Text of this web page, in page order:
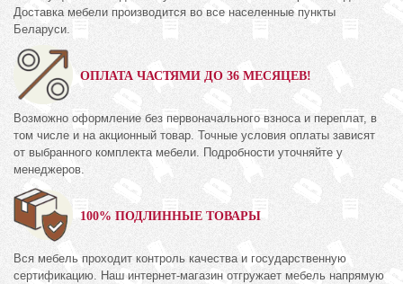
Доставка мебели производится во все населенные пункты
Беларуси.
ОПЛАТА ЧАСТЯМИ ДО 36 МЕСЯЦЕВ!
Возможно оформление без первоначального взноса и переплат, в
том числе и на акционный товар. Точные условия оплаты зависят
от выбранного комплекта мебели. Подробности уточняйте у
менеджеров.
100% ПОДЛИННЫЕ ТОВАРЫ
Вся мебель проходит контроль качества и государственную
сертификацию. Наш интернет-магазин отгружает мебель напрямую